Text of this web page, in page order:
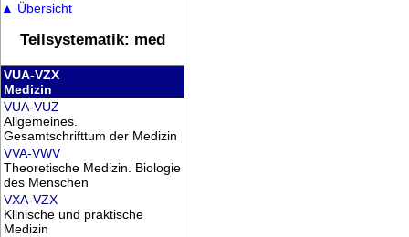
▲ Übersicht
Teilsystematik: med
VUA-VZX
Medizin
VUA-VUZ
Allgemeines.
Gesamtschrifttum der Medizin
VVA-VWV
Theoretische Medizin. Biologie
des Menschen
VXA-VZX
Klinische und praktische
Medizin